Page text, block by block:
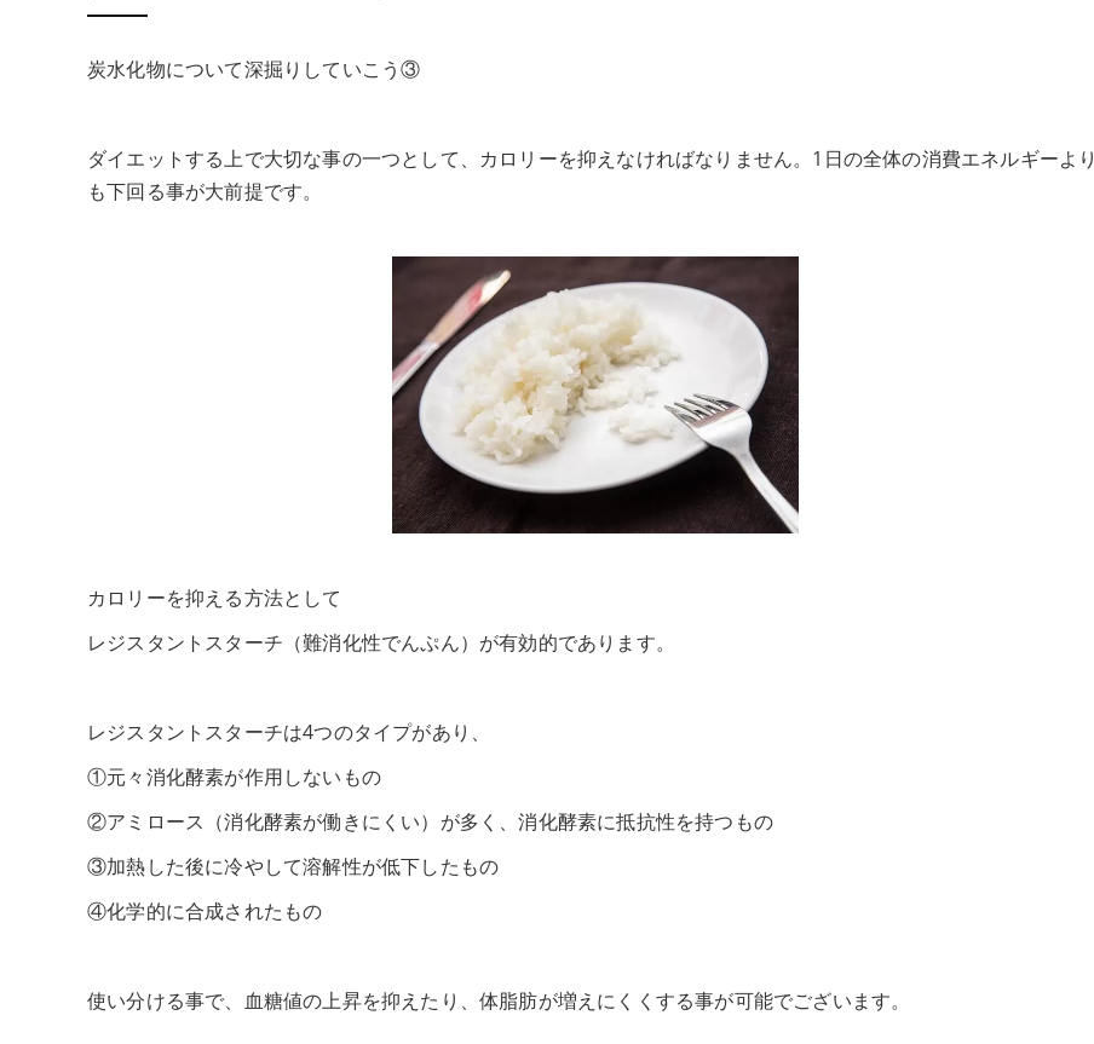
炭水化物について深掘りしていこう③
ダイエットする上で大切な事の一つとして、カロリーを抑えなければなりません。1日の全体の消費エネルギーより
も下回る事が大前提です。
カロリーを抑える方法として
レジスタントスターチ（難消化性でんぷん）が有効的であります。
レジスタントスターチは4つのタイプがあり、
①元々消化酵素が作用しないもの
②アミロース（消化酵素が働きにくい）が多く、消化酵素に抵抗性を持つもの
③加熱した後に冷やして溶解性が低下したもの
④化学的に合成されたもの
使い分ける事で、血糖値の上昇を抑えたり、体脂肪が増えにくくする事が可能でございます。